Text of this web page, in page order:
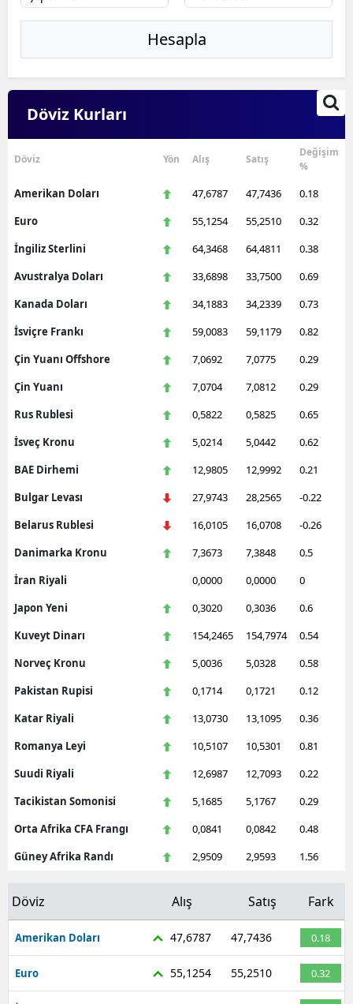
Hesapla
Döviz Kurları
Döviz Yön Alış Satış
Değişim
%
Amerikan Doları 47,6787 47,7436
0.18
Euro
55,1254 55,2510
0.32
İngiliz Sterlini
64,3468 64,4811
0.38
Avustralya Doları
33,6898 33,7500
0.69
Kanada Doları
34,1883 34,2339
0.73
İsviçre Frankı
59,0083 59,1179
0.82
Çin Yuanı Offshore
7,0692 7,0775
0.29
Çin Yuanı
7,0704 7,0812
0.29
Rus Rublesi
0,5822 0,5825
0.65
İsveç Kronu
5,0214 5,0442
0.62
BAE Dirhemi
12,9805 12,9992
0.21
Bulgar Levası
27,9743 28,2565
-0.22
Belarus Rublesi
16,0105 16,0708
-0.26
Danimarka Kronu
7,3673 7,3848
0.5
İran Riyali
0,0000 0,0000
0
Japon Yeni
0,3020 0,3036
0.6
Kuveyt Dinarı
154,2465 154,7974
0.54
Norveç Kronu
5,0036 5,0328
0.58
Pakistan Rupisi
0,1714 0,1721
0.12
Katar Riyali
13,0730 13,1095
0.36
Romanya Leyi
10,5107 10,5301
0.81
Suudi Riyali
12,6987 12,7093
0.22
Tacikistan Somonisi
5,1685 5,1767
0.29
Orta Afrika CFA Frangı
0,0841 0,0842
0.48
Güney Afrika Randı
2,9509 2,9593 1.56
Döviz Alış Satış Fark
Amerikan Doları 47,6787 47,7436 0.18
Euro 55,1254 55,2510 0.32